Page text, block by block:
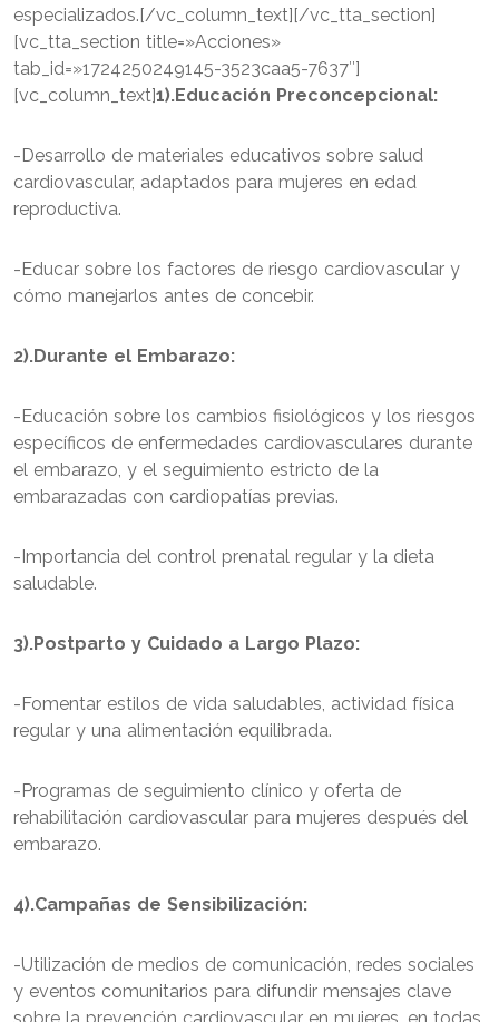
especializados.[/vc_column_text][/vc_tta_section]
[vc_tta_section title=»Acciones»
tab_id=»1724250249145-3523caa5-7637″]
[vc_column_text]1).Educación Preconcepcional:
-Desarrollo de materiales educativos sobre salud
cardiovascular, adaptados para mujeres en edad
reproductiva.
-Educar sobre los factores de riesgo cardiovascular y
cómo manejarlos antes de concebir.
2).Durante el Embarazo:
-Educación sobre los cambios fisiológicos y los riesgos
específicos de enfermedades cardiovasculares durante
el embarazo, y el seguimiento estricto de la
embarazadas con cardiopatías previas.
-Importancia del control prenatal regular y la dieta
saludable.
3).Postparto y Cuidado a Largo Plazo:
-Fomentar estilos de vida saludables, actividad física
regular y una alimentación equilibrada.
-Programas de seguimiento clínico y oferta de
rehabilitación cardiovascular para mujeres después del
embarazo.
4).Campañas de Sensibilización:
-Utilización de medios de comunicación, redes sociales
y eventos comunitarios para difundir mensajes clave